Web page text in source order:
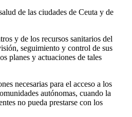
de las ciudades de Ceuta y de
y de los recursos sanitarios del
seguimiento y control de sus
planes y actuaciones de tales
necesarias para el acceso a los
autónomas, cuando la
no pueda prestarse con los